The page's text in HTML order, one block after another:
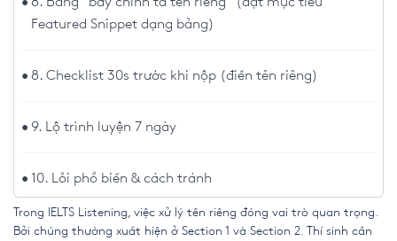
Featured Snippet dạng bảng)
8. Checklist 30s trước khi nộp (điền tên riêng)
9. Lộ trình luyện 7 ngày
10. Lỗi phổ biến & cách tránh
Trong IELTS Listening, việc xử lý tên riêng đóng vai trò quan trọng.
Bởi chúng thường xuất hiện ở Section 1 và Section 2. Thí sinh cần